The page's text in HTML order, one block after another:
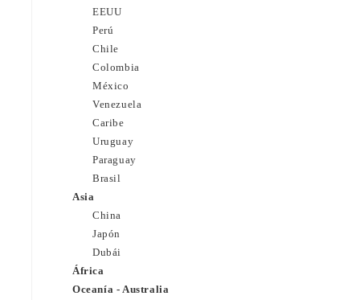
EEUU
Perú
Chile
Colombia
México
Venezuela
Caribe
Uruguay
Paraguay
Brasil
Asia
China
Japón
Dubái
África
Oceanía - Australia